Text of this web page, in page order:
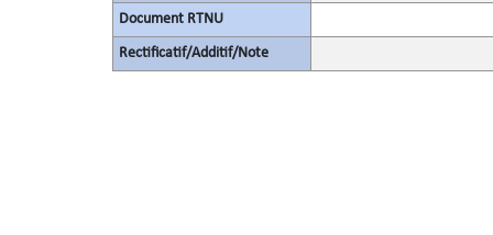
Document RTNU
Rectificatif/Additif/Note